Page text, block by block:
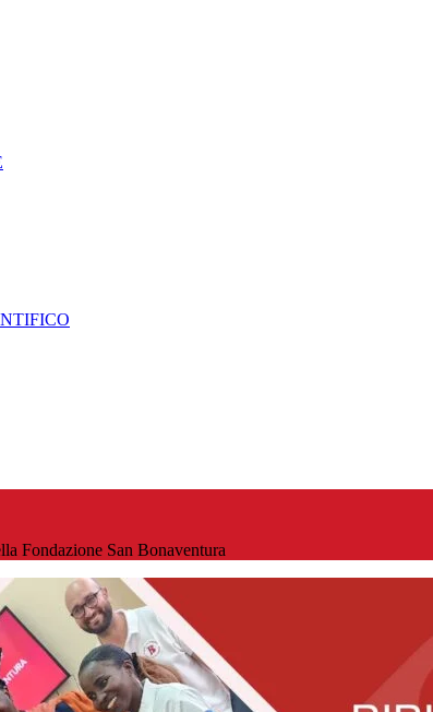
Fondazione San Bonaventura